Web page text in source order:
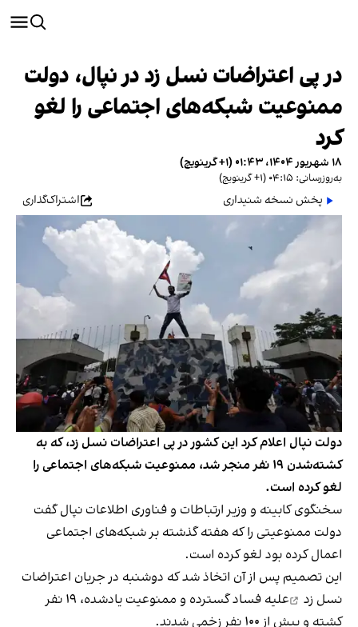
در پی اعتراضات نسل زد در نپال، دولت
ممنوعیت شبکه‌های اجتماعی را لغو
کرد
۱۸ شهریور ۱۴۰۴، ۰۱:۴۳ (‎+۱ گرینویچ)
به‌روزرسانی: ۰۴:۱۵ (‎+۱ گرینویچ)
پخش نسخه شنیداری اشتراک‌گذاری
دولت نپال اعلام کرد این کشور در پی اعتراضات نسل زد، که به
کشته‌شدن ۱۹ نفر منجر شد، ممنوعیت شبکه‌های اجتماعی را
لغو کرده است.
سخنگوی کابینه و وزیر ارتباطات و فناوری اطلاعات نپال گفت
دولت ممنوعیتی را که هفته گذشته بر شبکه‌های اجتماعی
اعمال کرده بود لغو کرده است.
این تصمیم پس از آن اتخاذ شد که دوشنبه در جریان اعتراضات
نسل زد
علیه فساد گسترده و ممنوعیت یادشده، ۱۹ نفر
کشته و بیش از ۱۰۰ نفر زخمی شدند.